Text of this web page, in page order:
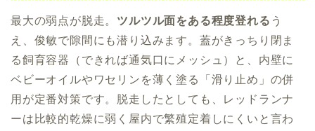
最大の弱点が脱走。 ツルツル面をある程度登れる う
え、俊敏で隙間にも潜り込みます。蓋がきっちり閉ま
る飼育容器（できれば通気口にメッシュ）と、内壁に
ベビーオイルやワセリンを薄く塗る「滑り止め」の併
用が定番対策です。脱走したとしても、レッドランナ
ーは比較的乾燥に弱く屋内で繁殖定着しにくいと言わ